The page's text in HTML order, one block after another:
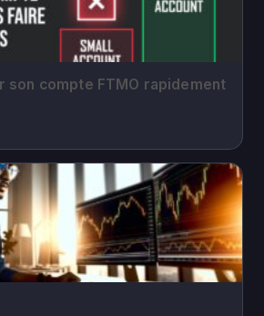
son compte FTMO rapidement